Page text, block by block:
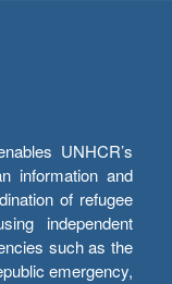
UNHCR’s
information and
of refugee
independent
such as the
emergency,